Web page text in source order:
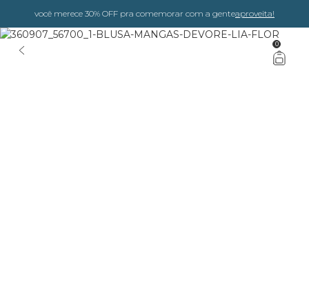
você merece 30% OFF pra comemorar com a genteaproveita!
0